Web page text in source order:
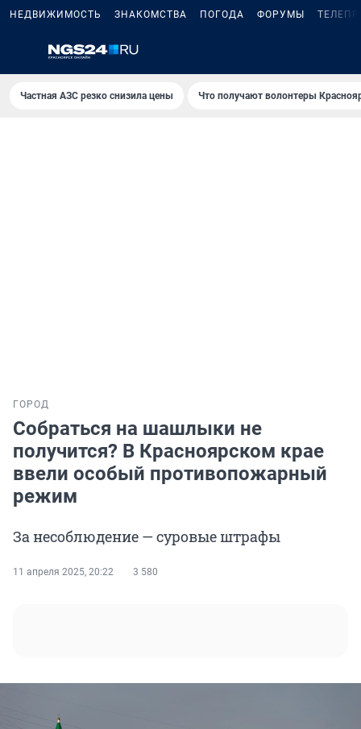
НЕДВИЖИМОСТЬ ЗНАКОМСТВА ПОГОДА ФОРУМЫ
Частная АЗС резко снизила цены Что получают волонтеры
ГОРОД
Собраться на шашлыки не
получится? В Красноярском крае
ввели особый противопожарный
режим
За несоблюдение — суровые штрафы
11 апреля 2025, 20:22 3 580